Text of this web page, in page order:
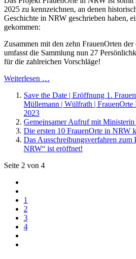
2025 zu kennzeichnen, an denen
Geschichte in NRW geschrieben haben,
gekommen:
Zusammen mit den zehn FrauenOrten
umfasst die Sammlung nun 27
für die zahlreichen Vorschläge!
Weiterlesen …
Save the Date | Eröffnung 1.
Müllemann | Wülfrath |
2023
Gemeinsamer Aufruf mit Ministerin
Die ersten 10 FrauenOrte in NRW
Das Ausschreibungsverfahren zum
NRW“ ist eröffnet!
Seite 2 von 4
1
2
3
4